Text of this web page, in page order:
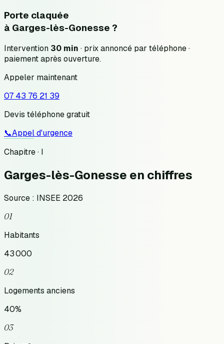
Porte claquée
à Garges-lès-Gonesse ?
Intervention 30 min · prix annoncé par téléphone·
paiement après ouverture.
Appeler maintenant
07 43 76 21 39
Devis téléphone gratuit
📞Appel d'urgence
Chapitre · I
Garges-lès-Gonesse en chiffres
Source : INSEE 2026
01
Habitants
43 000
02
Logements anciens
40%
03